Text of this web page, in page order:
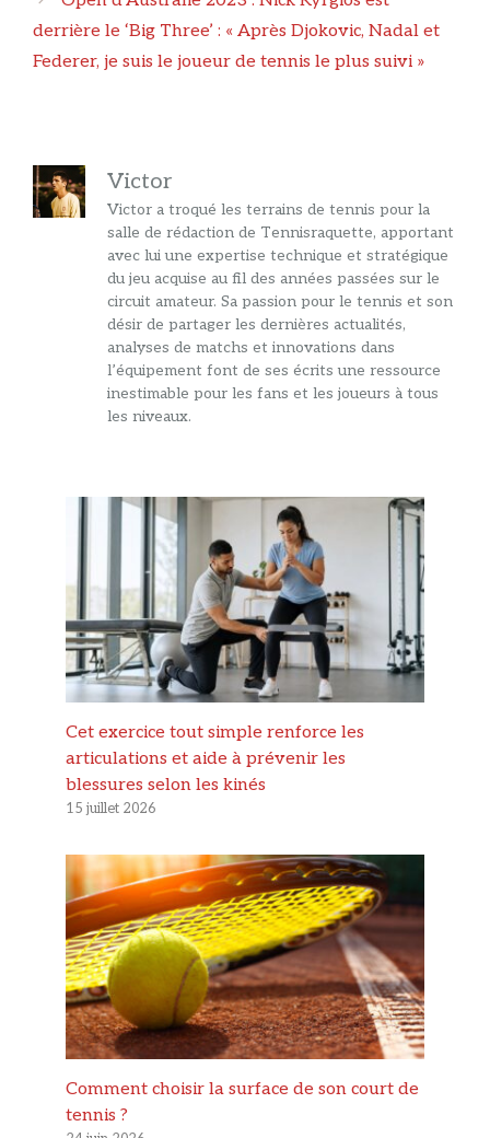
derrière le ‘Big Three’ : « Après Djokovic, Nadal et
Federer, je suis le joueur de tennis le plus suivi »
Victor
Victor a troqué les terrains de tennis pour la
salle de rédaction de Tennisraquette, apportant
avec lui une expertise technique et stratégique
du jeu acquise au fil des années passées sur le
circuit amateur. Sa passion pour le tennis et son
désir de partager les dernières actualités,
analyses de matchs et innovations dans
l’équipement font de ses écrits une ressource
inestimable pour les fans et les joueurs à tous
les niveaux.
Cet exercice tout simple renforce les
articulations et aide à prévenir les
blessures selon les kinés
15 juillet 2026
Comment choisir la surface de son court de
tennis ?